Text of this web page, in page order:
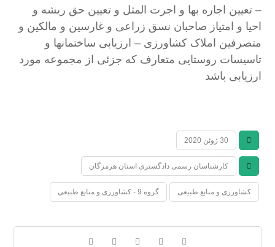
– تعیین اجاره بها و اجرت المثل و تعیین حق ریشه و
احیا و امتیاز صاحبان نسق زراعی و غارسین و مالکین و
متصرفین املاک کشاورزی – ارزیابی ساختمانها و
تاسیسات روستایی متعارف که جزئی از مجموعه مورد
ارزیابی باشد
30 ژوئن 2020
کارشناسان رسمی دادگستری استان هرمزگان
کشاورزی و منابع طبیعی گروه 9 - کشاورزی و منابع طبیعی